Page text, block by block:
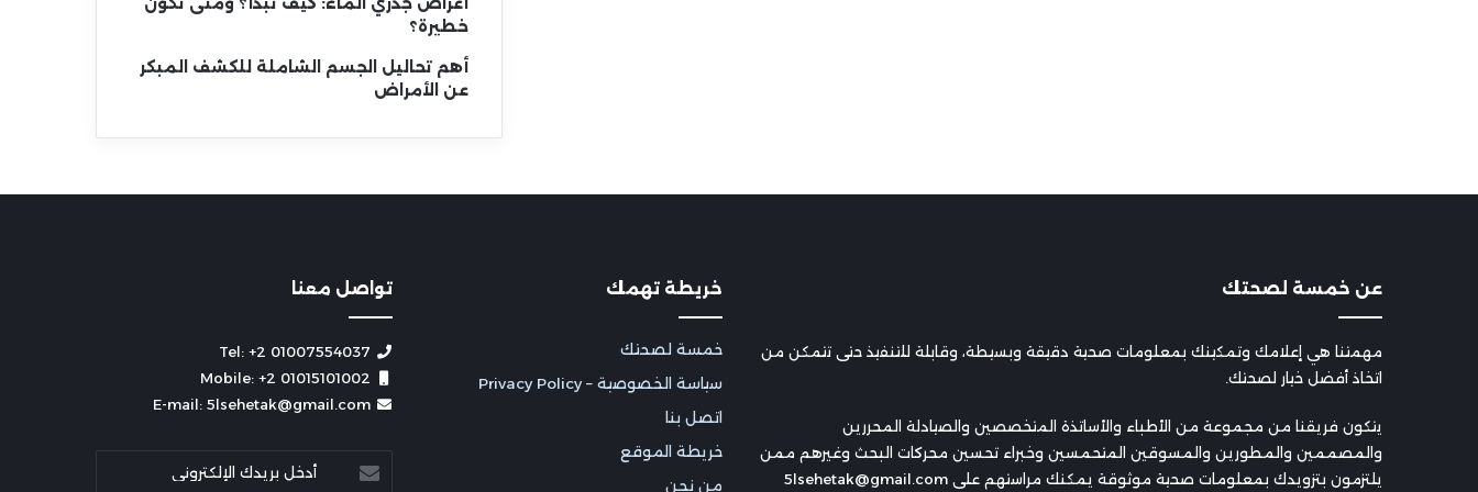
خطيرة؟
أهم تحاليل الجسم الشاملة للكشف المبكر
عن الأمراض
عن خمسة لصحتك
مهمتنا هي إعلامك وتمكينك بمعلومات صحية دقيقة وبسيطة، وقابلة للتنفيذ حتى تتمكن من
اتخاذ أفضل خيار لصحتك.
يتكون فريقنا من مجموعة من الأطباء والأساتذة المتخصصين والصيادلة المحررين
والمصممين والمطورين والمسوقين المتحمسين وخبراء تحسين محركات البحث وغيرهم ممن
يلتزمون بتزويدك بمعلومات صحية موثوقة يمكنك مراستهم على 5lsehetak@gmail.com
خريطة تهمك
خمسة لصحتك
سياسة الخصوصية – Privacy Policy
اتصل بنا
خريطة الموقع
من نحن
تواصل معنا
بريدك